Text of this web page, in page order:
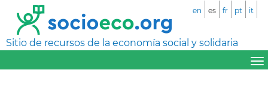
Sitio de recursos de la economía social y solidaria
en es fr pt it